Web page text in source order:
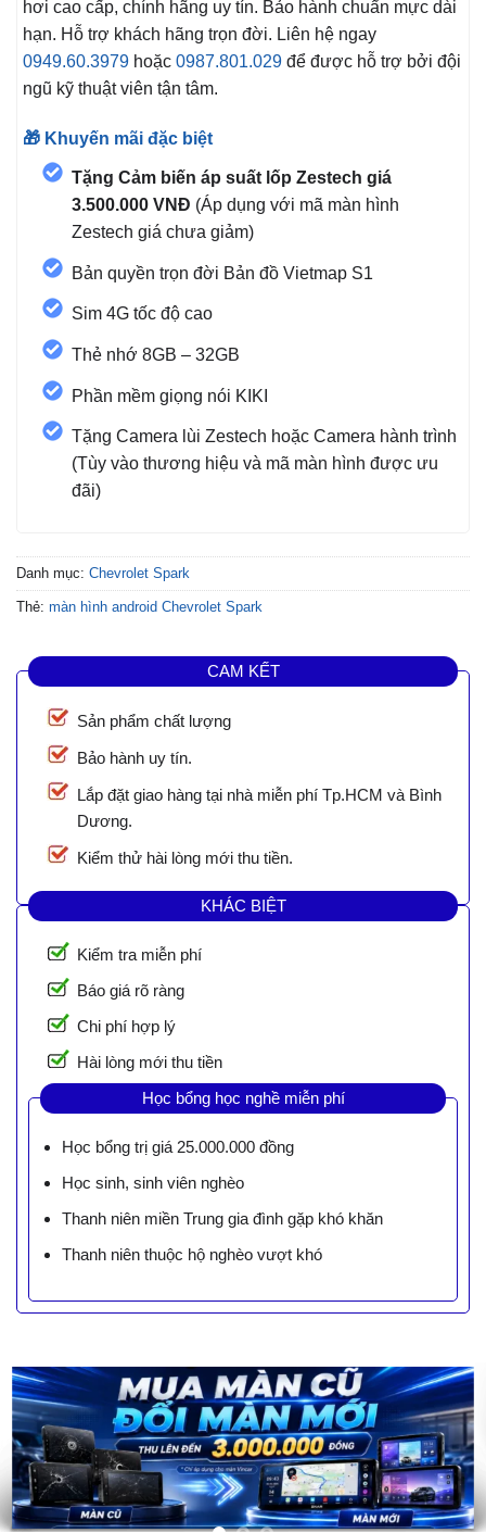
hơi cao cấp, chính hãng uy tín. Bảo hành chuẩn mực dài
hạn. Hỗ trợ khách hãng trọn đời. Liên hệ ngay
0949.60.3979 hoặc 0987.801.029 để được hỗ trợ bởi đội
ngũ kỹ thuật viên tận tâm.
🎁 Khuyến mãi đặc biệt
Tặng Cảm biến áp suất lốp Zestech giá
3.500.000 VNĐ (Áp dụng với mã màn hình
Zestech giá chưa giảm)
Bản quyền trọn đời Bản đồ Vietmap S1
Sim 4G tốc độ cao
Thẻ nhớ 8GB – 32GB
Phần mềm giọng nói KIKI
Tặng Camera lùi Zestech hoặc Camera hành trình
(Tùy vào thương hiệu và mã màn hình được ưu
đãi)
Danh mục: Chevrolet Spark
Thẻ: màn hình android Chevrolet Spark
CAM KẾT
Sản phẩm chất lượng
Bảo hành uy tín.
Lắp đặt giao hàng tại nhà miễn phí Tp.HCM và Bình
Dương.
Kiểm thử hài lòng mới thu tiền.
KHÁC BIỆT
Kiểm tra miễn phí
Báo giá rõ ràng
Chi phí hợp lý
Hài lòng mới thu tiền
Học bổng học nghề miễn phí
Học bổng trị giá 25.000.000 đồng
Học sinh, sinh viên nghèo
Thanh niên miền Trung gia đình gặp khó khăn
Thanh niên thuộc hộ nghèo vượt khó